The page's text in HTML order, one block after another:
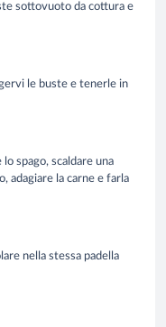
sottovuoto da cottura e
le buste e tenerle in
spago, scaldare una
adagiare la carne e farla
nella stessa padella